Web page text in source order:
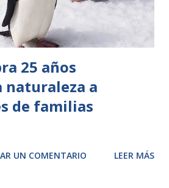
25 años
naturaleza a
de familias
UN COMENTARIO LEER MÁS